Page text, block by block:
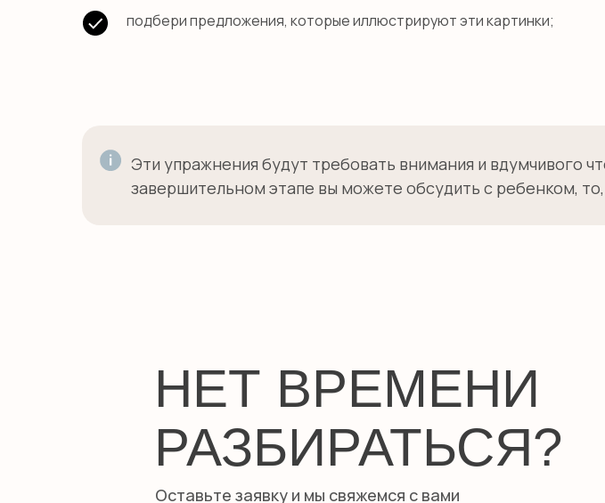
подбери предложения, которые иллюстрируют эти картинки;
Эти упражнения будут требовать внимания и вдумчивого
завершительном этапе вы можете обсудить с ребенком,
НЕТ ВРЕМЕНИ
РАЗБИРАТЬСЯ?
Оставьте заявку и мы свяжемся с вами